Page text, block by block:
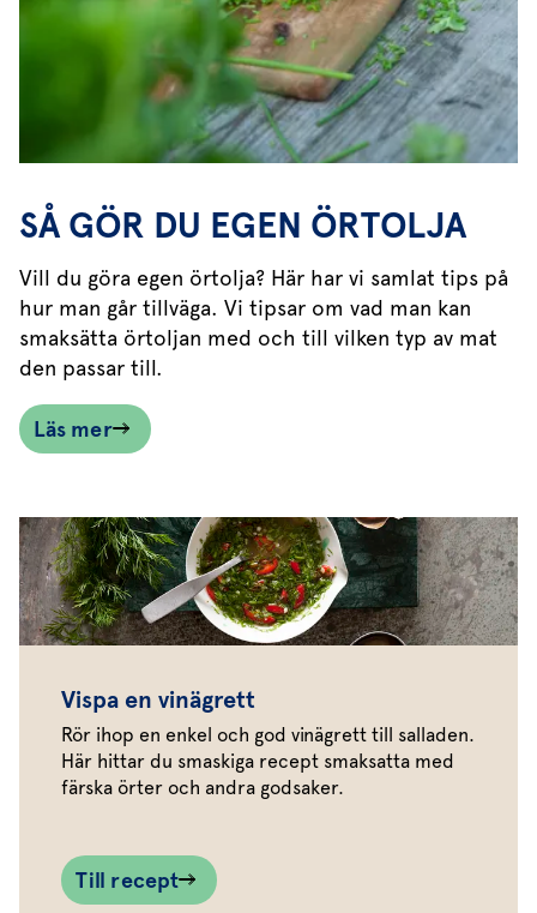
SÅ GÖR DU EGEN ÖRTOLJA
Vill du göra egen örtolja? Här har vi samlat tips på
hur man går tillväga. Vi tipsar om vad man kan
smaksätta örtoljan med och till vilken typ av mat
den passar till.
Läs mer
Vispa en vinägrett
Rör ihop en enkel och god vinägrett till salladen.
Här hittar du smaskiga recept smaksatta med
färska örter och andra godsaker.
Till recept